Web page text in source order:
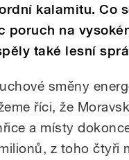
kalamitu. Co
poruch na
také lesní
směny
říci, že
a místy
z toho čtyři